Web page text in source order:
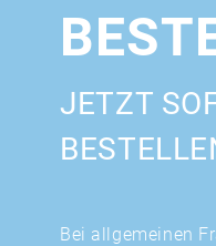
JETZT
Bei allgemeinen